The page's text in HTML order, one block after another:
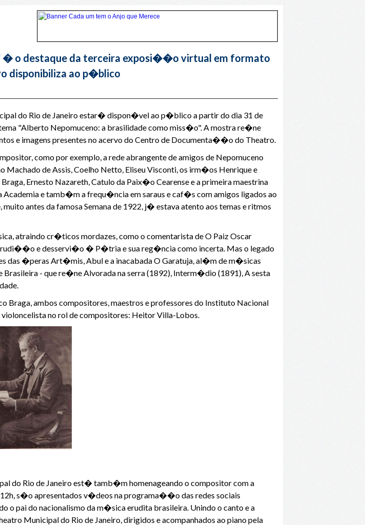
� o destaque da terceira exposi��o virtual em formato
disponibiliza ao p�blico
do Rio de Janeiro estar� dispon�vel ao p�blico a partir do dia 31 de
"Alberto Nepomuceno: a brasilidade como miss�o". A mostra re�ne
e imagens presentes no acervo do Centro de Documenta��o do Theatro.
como por exemplo, a rede abrangente de amigos de Nepomuceno
de Assis, Coelho Netto, Eliseu Visconti, os irm�os Henrique e
Ernesto Nazareth, Catulo da Paix�o Cearense e a primeira maestrina
e tamb�m a frequ�ncia em saraus e caf�s com amigos ligados ao
antes da famosa Semana de 1922, j� estava atento aos temas e ritmos
atraindo cr�ticos mordazes, como o comentarista de O Paiz Oscar
e desservi�o � P�tria e sua reg�ncia como incerta. Mas o legado
�peras Art�mis, Abul e a inacabada O Garatuja, al�m de m�sicas
- que re�ne Alvorada na serra (1892), Interm�dio (1891), A sesta
Braga, ambos compositores, maestros e professores do Instituto Nacional
no rol de compositores: Heitor Villa-Lobos.
do Rio de Janeiro est� tamb�m homenageando o compositor com a
12h, s�o apresentados v�deos na programa��o das redes sociais
o pai do nacionalismo da m�sica erudita brasileira. Unindo o canto e a
Municipal do Rio de Janeiro, dirigidos e acompanhados ao piano pela